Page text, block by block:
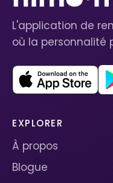
L'application de
où la personnalité
EXPLORER
À propos
Blogue